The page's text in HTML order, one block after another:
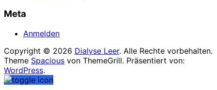
Meta
Anmelden
Copyright © 2026 Dialyse Leer. Alle Rechte vorbehalten.
Theme Spacious von ThemeGrill. Präsentiert von:
WordPress.